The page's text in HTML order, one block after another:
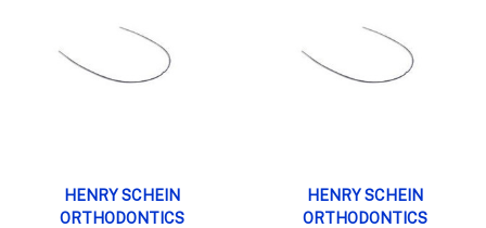
HENRY SCHEIN
ORTHODONTICS
HENRY SCHEIN
ORTHODONTICS